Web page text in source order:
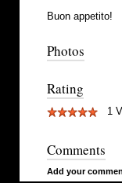
Buon appetito!
Photos
Rating
1
Comments
Add your